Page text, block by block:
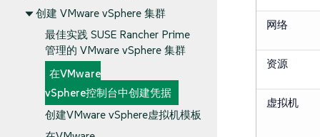
创建 VMware vSphere 集群
最佳实践 SUSE Rancher Prime
管理的 VMware vSphere 集群
在VMware
vSphere控制台中创建凭据
创建VMware vSphere虚拟机模板
网络
资源
虚拟机